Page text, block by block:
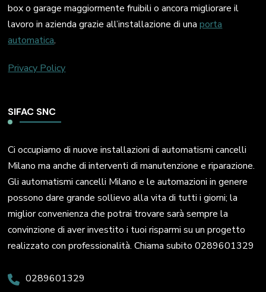
box o garage maggiormente fruibili o ancora migliorare il
lavoro in azienda grazie all’installazione di unaporta
automatica.
Privacy Policy
SIFAC SNC
Ci occupiamo di nuove installazioni di automatismi cancelli
Milano ma anche di interventi di manutenzione e riparazione.
Gli automatismi cancelli Milano e le automazioni in genere
possono dare grande sollievo alla vita di tutti i giorni; la
miglior convenienza che potrai trovare sarà sempre la
convinzione di aver investito i tuoi risparmi su un progetto
realizzato con professionalità. Chiama subito 0289601329
0289601329